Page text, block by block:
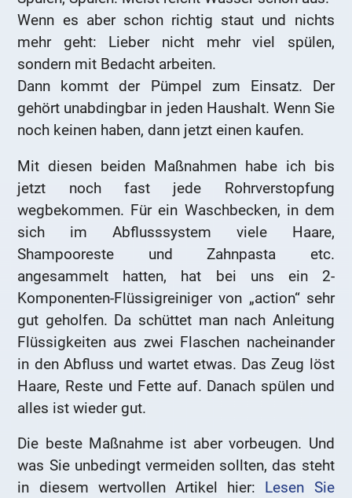
Wenn es aber schon richtig staut und nichts
mehr geht: Lieber nicht mehr viel spülen,
sondern mit Bedacht arbeiten.
Dann kommt der Pümpel zum Einsatz. Der
gehört unabdingbar in jeden Haushalt. Wenn Sie
noch keinen haben, dann jetzt einen kaufen.
Mit diesen beiden Maßnahmen habe ich bis
jetzt noch fast jede Rohrverstopfung
wegbekommen. Für ein Waschbecken, in dem
sich im Abflusssystem viele Haare,
Shampooreste und Zahnpasta etc.
angesammelt hatten, hat bei uns ein 2-
Komponenten-Flüssigreiniger von „action“ sehr
gut geholfen. Da schüttet man nach Anleitung
Flüssigkeiten aus zwei Flaschen nacheinander
in den Abfluss und wartet etwas. Das Zeug löst
Haare, Reste und Fette auf. Danach spülen und
alles ist wieder gut.
Die beste Maßnahme ist aber vorbeugen. Und
was Sie unbedingt vermeiden sollten, das steht
in diesem wertvollen Artikel hier: Lesen Sie